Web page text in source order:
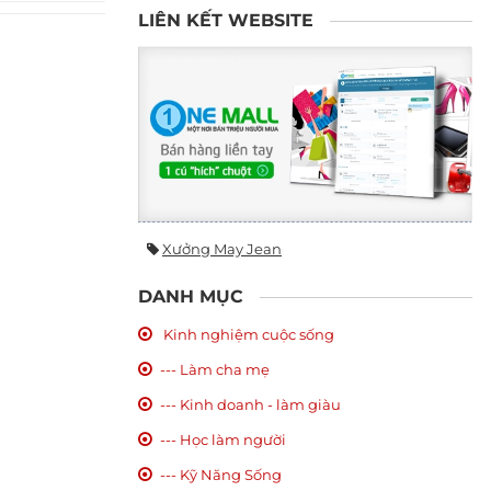
LIÊN KẾT WEBSITE
Xưởng May Jean
DANH MỤC
Kinh nghiệm cuộc sống
--- Làm cha mẹ
--- Kinh doanh - làm giàu
--- Học làm người
--- Kỹ Năng Sống